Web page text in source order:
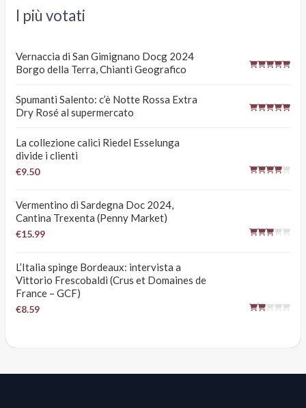
I più votati
Vernaccia di San Gimignano Docg 2024
Borgo della Terra, Chianti Geografico
Spumanti Salento: c’è Notte Rossa Extra
Dry Rosé al supermercato
La collezione calici Riedel Esselunga
divide i clienti
€9.50
Vermentino di Sardegna Doc 2024,
Cantina Trexenta (Penny Market)
€15.99
L’Italia spinge Bordeaux: intervista a
Vittorio Frescobaldi (Crus et Domaines de
France – GCF)
€8.59